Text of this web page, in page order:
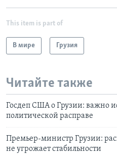
This item is part of
В мире Грузия
Читайте также
Госдеп США о Грузии: важно
политической расправе
Премьер-министр Грузии:
не угрожает стабильности